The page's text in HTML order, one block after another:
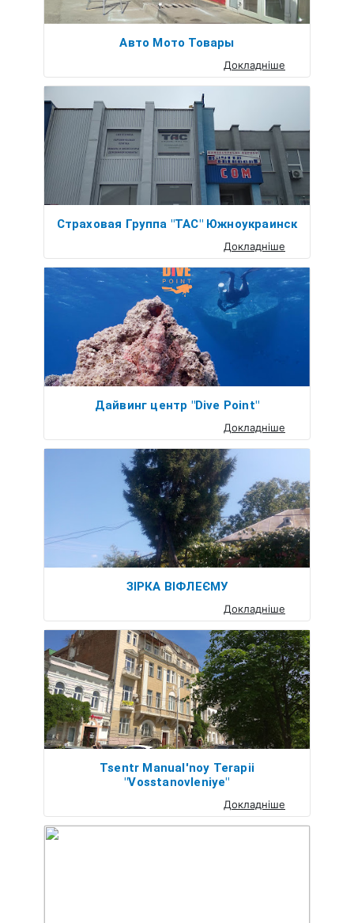
Авто Мото Товары
Докладніше
Страховая Группа "ТАС" Южноукраинск
Докладніше
Дайвинг центр "Dive Point"
Докладніше
ЗІРКА ВІФЛЕЄМУ
Докладніше
Tsentr Manual'noy Terapii
"Vosstanovleniye"
Докладніше